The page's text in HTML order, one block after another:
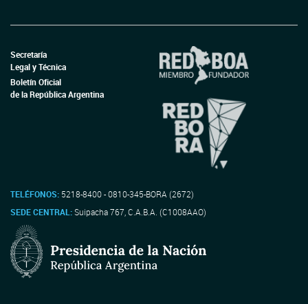
Secretaría
Legal y Técnica
Boletín Oficial
de la República Argentina
TELÉFONOS: 5218-8400 - 0810-345-BORA (2672)
SEDE CENTRAL:Suipacha 767, C.A.B.A. (C1008AAO)